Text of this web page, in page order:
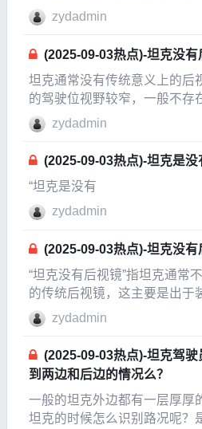
zydadmin
(2025-09-03热点)-坦克没有
坦克通常没有传统意义上的后
的驾驶位视野较窄，一般不存
镜来直接观察车体两侧及后方
下，驾驶员可打开头顶小舱盖
有像汽车上后视镜这样的辅助
驾驶员主要是
zydadmin
(2025-09-03热点)-坦克是
“坦克是没有
zydadmin
(2025-09-03热点)-坦克没
“坦克没有后视镜”指坦克通常
的传统后视镜，这主要是出于
景设计的考虑。在视野观察方
案。对于驾驶员，主要依靠潜
120°-180°的视角，还能通过
璃的
zydadmin
(2025-09-03热点)-坦克驾
到两边和后边的情况么？
一般的坦克外边都有一层厚厚
坦克的时候怎么识别路况呢？